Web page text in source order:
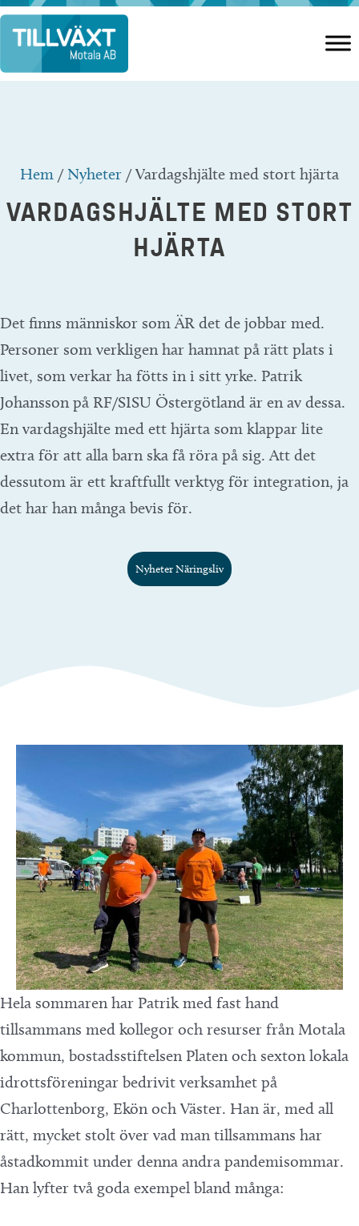
Hoppa
till
innehåll
Hem / Nyheter /Vardagshjälte med stort hjärta
VARDAGSHJÄLTE MED STORT
HJÄRTA
Det finns människor som ÄR det de jobbar med.
Personer som verkligen har hamnat på rätt plats i
livet, som verkar ha fötts in i sitt yrke. Patrik
Johansson på RF/SISU Östergötland är en av dessa.
En vardagshjälte med ett hjärta som klappar lite
extra för att alla barn ska få röra på sig. Att det
dessutom är ett kraftfullt verktyg för integration, ja
det har han många bevis för.
Nyheter Näringsliv
Hela sommaren har Patrik med fast hand
tillsammans med kollegor och resurser från Motala
kommun, bostadsstiftelsen Platen och sexton lokala
idrottsföreningar bedrivit verksamhet på
Charlottenborg, Ekön och Väster. Han är, med all
rätt, mycket stolt över vad man tillsammans har
åstadkommit under denna andra pandemisommar.
Han lyfter två goda exempel bland många: